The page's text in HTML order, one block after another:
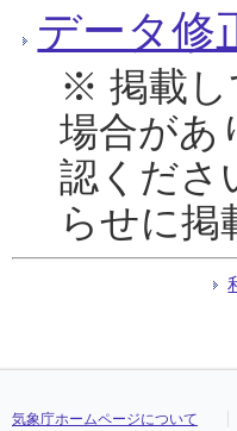
データ修
※ 掲載し
場合があ
認くださ
らせに掲
気象庁ホームページについて